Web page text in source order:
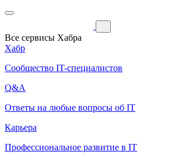
Все сервисы Хабра
Хабр
Сообщество IT-специалистов
Q&A
Ответы на любые вопросы об IT
Карьера
Профессиональное развитие в IT